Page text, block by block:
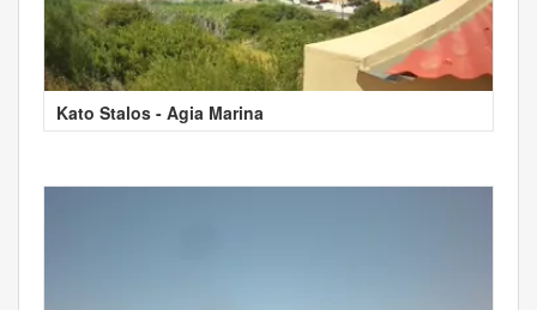
Kato Stalos - Agia Marina